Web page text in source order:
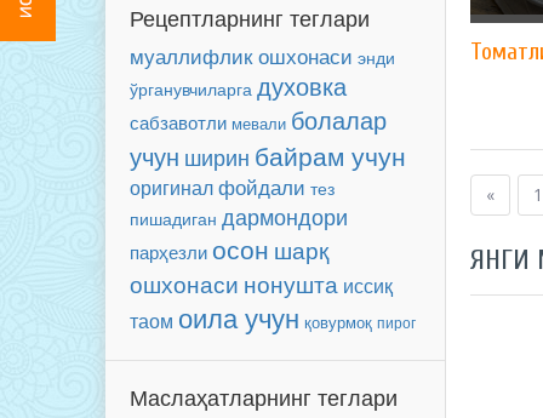
Рецептларнинг теглари
муаллифлик ошхонаси энди
ўрганувчиларга духовка
сабзавотли мевали болалар
учун ширин байрам учун
оригиналфойдали тез
пишадиган дармондори
парҳезли осон шарқ
ошхонаси нонушта иссиқ
таом оила учун қовурмоқ пирог
Маслаҳатларнинг теглари
«
ЯНГИ